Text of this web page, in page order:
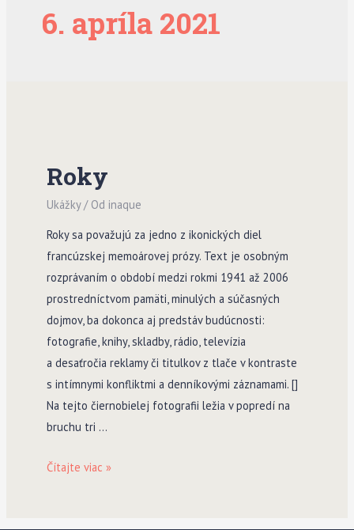
6. apríla 2021
Roky
Ukážky/ Od inaque
Roky sa považujú za jedno z ikonických diel
francúzskej memoárovej prózy. Text je osobným
rozprávaním o období medzi rokmi 1941 až 2006
prostredníctvom pamäti, minulých a súčasných
dojmov, ba dokonca aj predstáv budúcnosti:
fotografie, knihy, skladby, rádio, televízia
a desaťročia reklamy či titulkov z tlače v kontraste
s intímnymi konfliktmi a denníkovými záznamami. []
Na tejto čiernobielej fotografii ležia v popredí na
bruchu tri …
Roky
Čítajte viac »